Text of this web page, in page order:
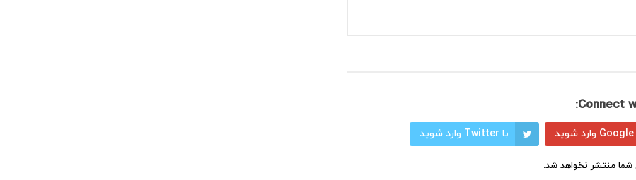
Connect
با Twitter وارد شوید
منتشر نخواهد شد.